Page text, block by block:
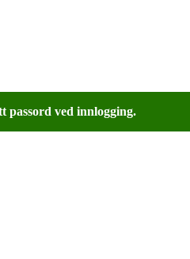
passord ved innlogging.